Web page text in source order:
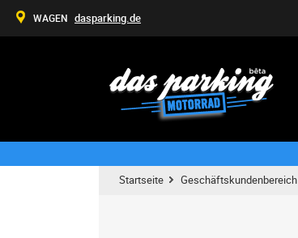
Startseite Geschäftskundenbereich
WAGEN dasparking.de